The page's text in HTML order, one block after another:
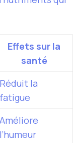
Effets sur la
santé
Réduit la
fatigue
Améliore
l’humeur